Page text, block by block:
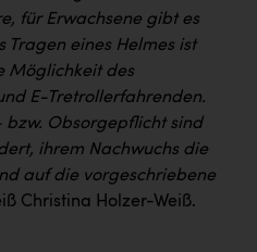
für Erwachsene gibt es
eines Helmes ist
Möglichkeit des
E-Tretrollerfahrenden.
bzw. Obsorgepflicht sind
ihrem Nachwuchs die
auf die vorgeschriebene
Christina Holzer-Weiß.